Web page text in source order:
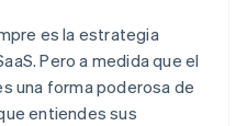
es la estrategia
Pero a medida que el
una forma poderosa de
entiendes sus